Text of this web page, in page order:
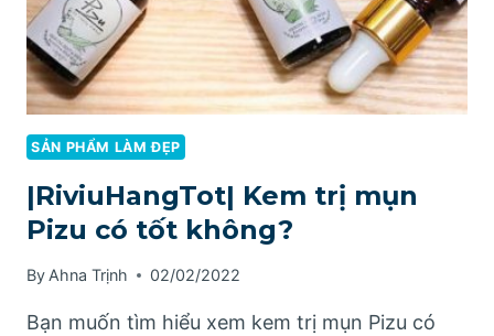
SẢN PHẨM LÀM ĐẸP
|RiviuHangTot| Kem trị mụn
Pizu có tốt không?
By Ahna Trịnh 02/02/2022
Bạn muốn tìm hiểu xem kem trị mụn Pizu có